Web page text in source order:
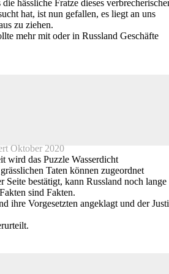
hässliche Fratze dieses
hat, ist nun gefallen, es liegt an uns
zu ziehen.
mehr mit oder in Russland Geschäfte
Oktober 2020
wird das Puzzle Wasserdicht
Taten können zugeordnet
Seite bestätigt, kann Russland noch lange
sind Fakten.
ihre Vorgesetzten angeklagt und der